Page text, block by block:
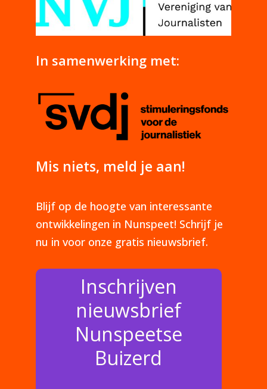
In samenwerking met:
Mis niets, meld je aan!
Blijf op de hoogte van interessante
ontwikkelingen in Nunspeet! Schrijf je
nu in voor onze gratis nieuwsbrief.
Inschrijven
nieuwsbrief
Nunspeetse
Buizerd